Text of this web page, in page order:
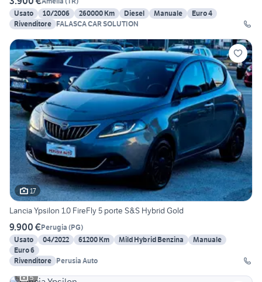
Usato
10/2006 260000 Km Diesel Manuale
Euro 4
Rivenditore FALASCA CAR SOLUTION
17
Lancia Ypsilon 1.0 FireFly 5 porte S&S Hybrid Gold
9.900 €Perugia (PG)
Usato
04/2022 61200 Km Mild Hybrid Benzina
Manuale
Euro 6
Rivenditore Perusia Auto
5